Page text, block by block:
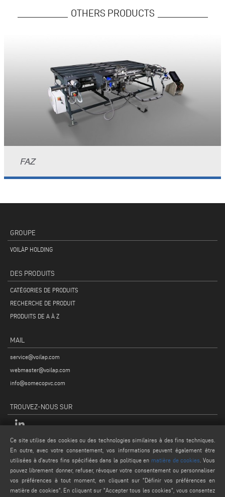
OTHERS PRODUCTS
FAZ
GROUPE
VOILÀP HOLDING
DES PRODUITS
CATÉGORIES DE PRODUITS
RECHERCHE DE PRODUIT
PRODUITS DE A À Z
MAIL
service@voilap.com
webmaster@voilap.com
info@somecopvc.com
TROUVEZ-NOUS SUR
MENTIONS LÉGALES
PRIVACY POLICY
LEGAL NOTES
COOKIE POLICY
Ce site utilise des cookies ou des technologies similaires à des fins techniques.
En outre, avec votre consentement, vos informations peuvent également être
utilisées à d'autres fins spécifiées dans la politique en matière de cookies . Vous
pouvez librement donner, refuser, révoquer votre consentement ou personnaliser
vos préférences à tout moment, en cliquant sur "Définir vos préférences en
matière de cookies". En cliquant sur "Accepter tous les cookies", vous consentez